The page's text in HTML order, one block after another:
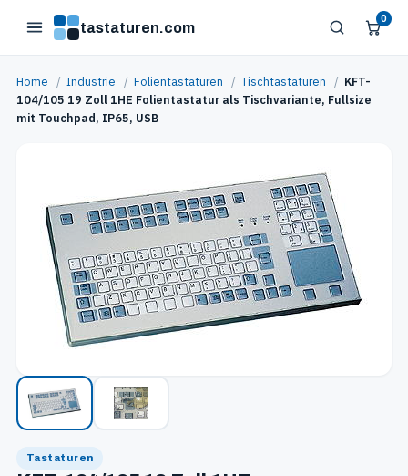
tastaturen.com
0
Home / Industrie / Folientastaturen / Tischtastaturen / KFT-
104/105 19 Zoll 1HE Folientastatur als Tischvariante, Fullsize
mit Touchpad, IP65, USB
Tastaturen